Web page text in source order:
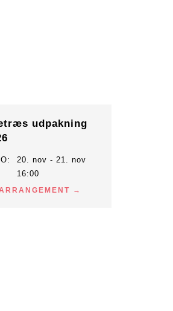
udpakning
20. nov - 21. nov
16:00